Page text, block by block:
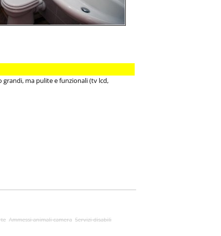
ma pulite e funzionali (tv lcd,
Ammessi animali camera Servizi disabili